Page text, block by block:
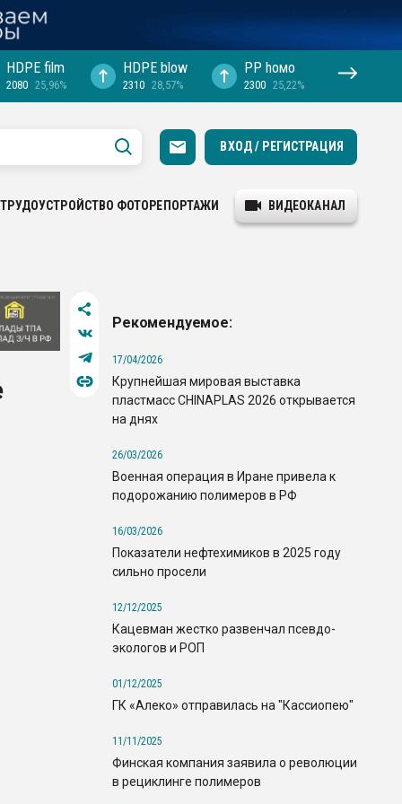
HDPE film
2080 25,96%
HDPE blow
2310 28,57%
PP hомо
2300 25,22%
ВХОД / РЕГИСТРАЦИЯ
ТРУДОУСТРОЙСТВО ФОТОРЕПОРТАЖИ ВИДЕОКАНАЛ
Рекомендуемое:
17/04/2026
Крупнейшая мировая выставка
пластмасс CHINAPLAS 2026 открывается
на днях
26/03/2026
Военная операция в Иране привела к
подорожанию полимеров в РФ
16/03/2026
Показатели нефтехимиков в 2025 году
сильно просели
12/12/2025
Кацевман жестко развенчал псевдо-
экологов и РОП
01/12/2025
ГК «Алеко» отправилась на "Кассиопею"
11/11/2025
Финская компания заявила о революции
в рециклинге полимеров